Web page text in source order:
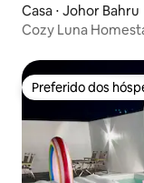
Casa ⋅ Johor Bahru
Cozy Luna
Preferido dos
Preferido dos